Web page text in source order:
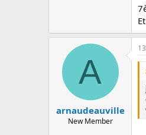
A
arnaudeauville
New Member